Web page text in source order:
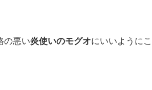
の悪い炎使いのモグオにいいように